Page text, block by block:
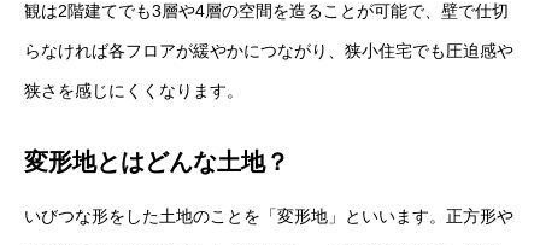
観は2階建てでも3層や4層の空間を造ることが可能で、壁で仕切
らなければ各フロアが緩やかにつながり、狭小住宅でも圧迫感や
狭さを感じにくくなります。
変形地とはどんな土地？
いびつな形をした土地のことを「変形地」といいます。正方形や